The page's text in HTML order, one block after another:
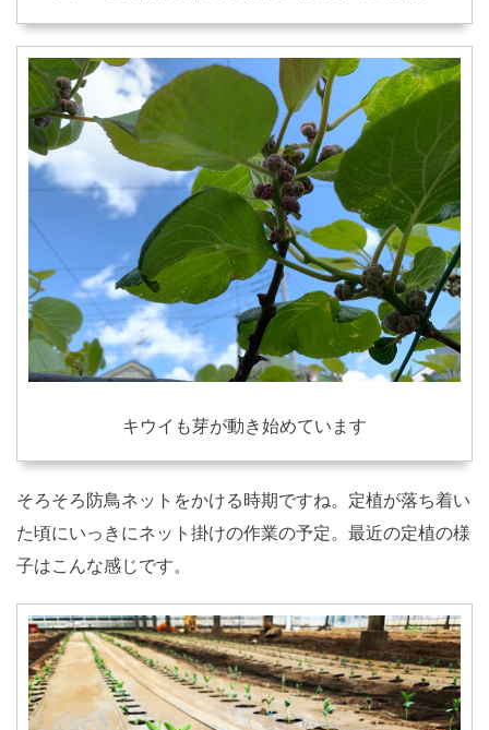
キウイも芽が動き始めています
そろそろ防鳥ネットをかける時期ですね。定植が落ち着い
た頃にいっきにネット掛けの作業の予定。最近の定植の様
子はこんな感じです。